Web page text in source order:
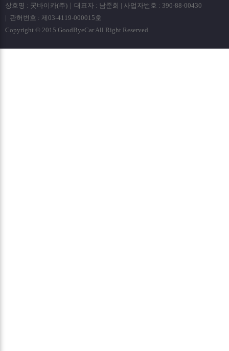
상호명 : 굿바이카(주)｜대표자 : 남준희 | 사업자번호 : 390-88-00430
| 관허번호 : 제03-4119-000015호
Copyright © 2015 GoodByeCar All Right Reserved.